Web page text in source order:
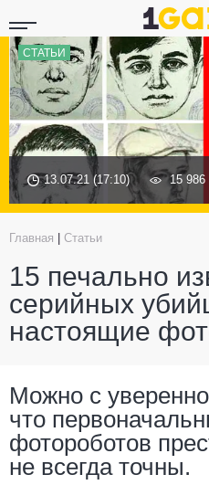
СТАТЬИ
13.07.21 (17:10) 15 986
Главная Статьи
15 печально
серийных
настоящие
Можно с
что
фотороботов
не всегда точны.